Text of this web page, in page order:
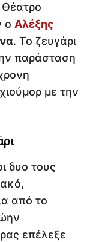
Θέατρο
ο Αλέξης
. Το ζευγάρι
παράσταση
με την
δυο τους
από το
επέλεξε